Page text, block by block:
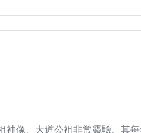
像、大道公祖非常靈驗、其